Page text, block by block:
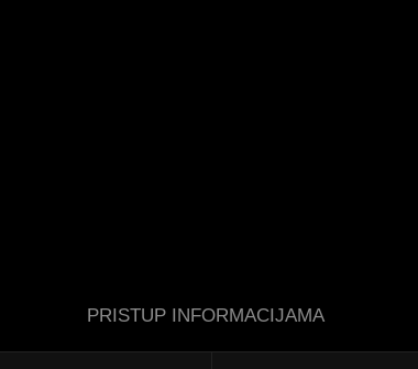
PRISTUP INFORMACIJAMA